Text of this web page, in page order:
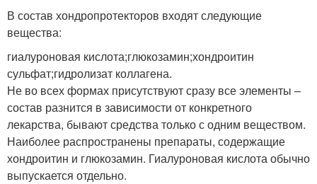
В состав хондропротекторов входят следующие
вещества:
гиалуроновая кислота;глюкозамин;хондроитин
сульфат;гидролизат коллагена.
Не во всех формах присутствуют сразу все элементы –
состав разнится в зависимости от конкретного
лекарства, бывают средства только с одним веществом.
Наиболее распространены препараты, содержащие
хондроитин и глюкозамин. Гиалуроновая кислота обычно
выпускается отдельно.